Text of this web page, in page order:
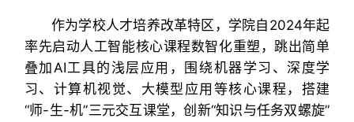
作为学校人才培养改革特区，学院自2024年起
率先启动人工智能核心课程数智化重塑，跳出简单
叠加AI工具的浅层应用，围绕机器学习、深度学
习、计算机视觉、大模型应用等核心课程，搭建
“师-生-机”三元交互课堂，创新“知识与任务双螺旋”